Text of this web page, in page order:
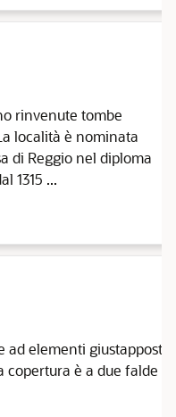
rinvenute tombe
località è nominata
di Reggio nel diploma
1315 ...
ad elementi giustapposti
copertura è a due falde